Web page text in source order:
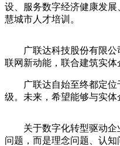
设、服务数字经济健康发
慧城市人才培训。
广联达科技股份有限公司
联网新动能，联合建筑实体
广联达自始至终都定位于
级。未来，希望能够与实
关于数字化转型驱动企业
问题，而是理念问题、认